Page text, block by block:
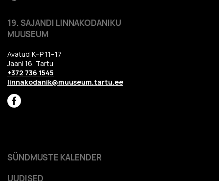
19. SAJANDI LINNAKODANIKU
MUUSEUM
Avatud:K–P 11–17
Jaani 16, Tartu
+372 736 1545
linnakodanik@muuseum.tartu.ee
SÜNDMUSTE KALENDER
UUDISED